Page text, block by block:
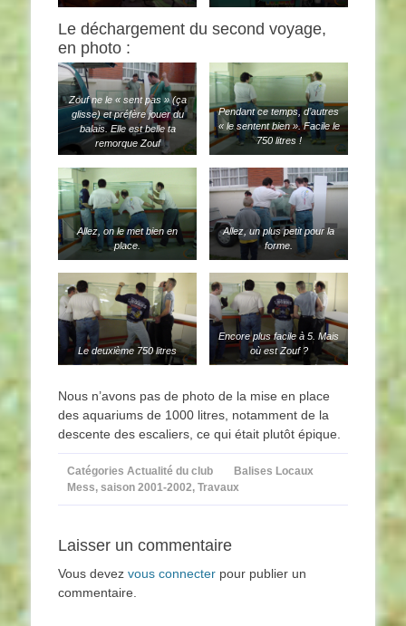
Le déchargement du second voyage,
en photo :
Zouf ne le « sent pas » (ça
glisse) et préfère jouer du
balais. Elle est belle ta
remorque Zouf
Pendant ce temps, d’autres
« le sentent bien ». Facile le
750 litres !
Allez, on le met bien en
place.
Allez, un plus petit pour la
forme.
Le deuxième 750 litres
Encore plus facile à 5. Mais
où est Zouf ?
Nous n’avons pas de photo de la mise en place
des aquariums de 1000 litres, notamment de la
descente des escaliers, ce qui était plutôt épique.
Catégories Actualité du club Balises Locaux
Mess, saison 2001-2002, Travaux
Laisser un commentaire
Vous devez vous connecter pour publier un
commentaire.